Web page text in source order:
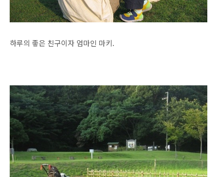
하루의 좋은 친구이자 엄마인 마키.